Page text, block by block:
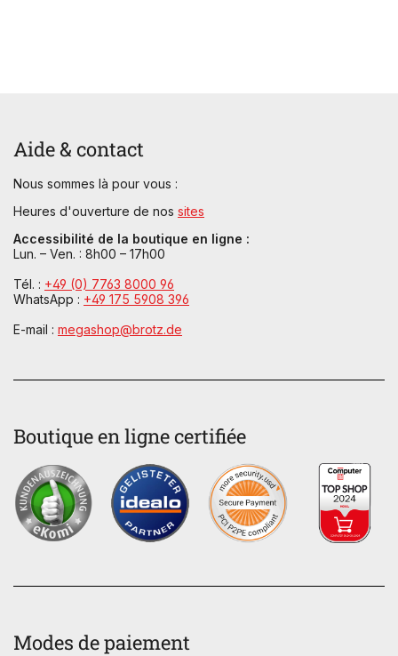
Aide & contact
Nous sommes là pour vous :
Heures d'ouverture de nos sites
Accessibilité de la boutique en ligne :
Lun. – Ven. : 8h00 – 17h00
Tél. : +49 (0) 7763 8000 96
WhatsApp : +49 175 5908 396
E-mail : megashop@brotz.de
Boutique en ligne certifiée
Modes de paiement